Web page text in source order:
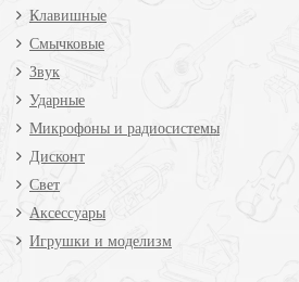
Клавишные
Смычковые
Звук
Ударные
Микрофоны и радиосистемы
Дисконт
Свет
Аксессуары
Игрушки и моделизм